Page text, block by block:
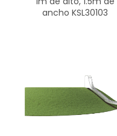
ancho KSL30103